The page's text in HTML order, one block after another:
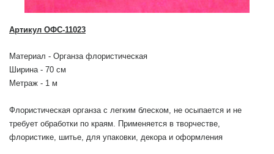
Артикул ОФС-11023
Материал - Органза флористическая
Ширина - 70 см
Метраж - 1 м
Флористическая органза с легким блеском, не осыпается и не
требует обработки по краям. Применяется в творчестве,
флористике, шитье, для упаковки, декора и оформления